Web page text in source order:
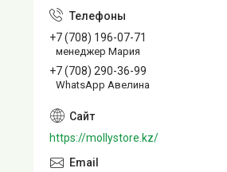
+7 (708) 196-07-71
менеджер Мария
+7 (708) 290-36-99
WhatsApp Авелина
https://mollystore.kz/